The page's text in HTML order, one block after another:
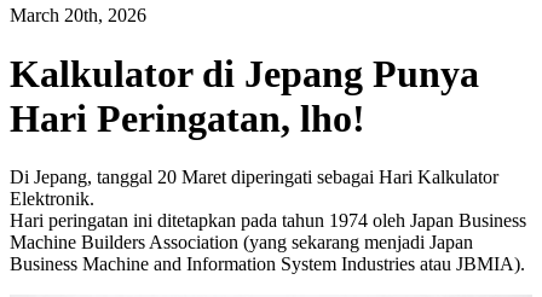
March 20th, 2026
Kalkulator di Jepang Punya
Hari Peringatan, lho!
Di Jepang, tanggal 20 Maret diperingati sebagai Hari Kalkulator
Elektronik.
Hari peringatan ini ditetapkan pada tahun 1974 oleh Japan Business
Machine Builders Association (yang sekarang menjadi Japan
Business Machine and Information System Industries atau JBMIA).